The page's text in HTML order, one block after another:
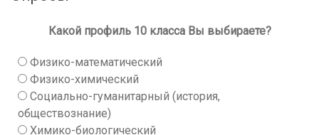
Какой профиль 10 класса Вы выбираете?
Физико-математический
Физико-химический
Социально-гуманитарный (история,
обществознание)
Химико-биологический